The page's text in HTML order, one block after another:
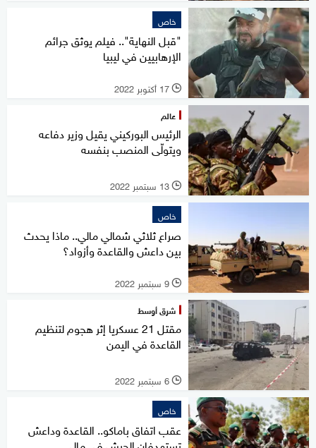
خاص
"قبل النهاية".. فيلم يوثق جرائم
الإرهابيين في ليبيا
l 17 أكتوبر 2022
عالم
الرئيس البوركيني يقيل وزير دفاعه
ويتولّى المنصب بنفسه
l 13 سبتمبر 2022
خاص
صراع ثلاثي شمالي مالي.. ماذا يحدث
بين داعش والقاعدة وأزواد؟
l 9 سبتمبر 2022
شرق أوسط
مقتل 21 عسكريا إثر هجوم لتنظيم
القاعدة في اليمن
l 6 سبتمبر 2022
خاص
عقب اتفاق باماكو.. القاعدة وداعش